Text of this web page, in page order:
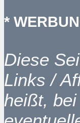
*
Diese
Links /
heißt,